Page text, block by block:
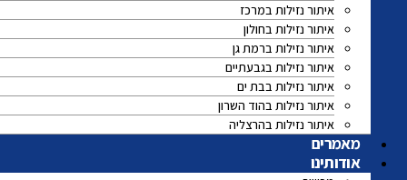
איתור נזילות במרכז
איתור נזילות בחולון
איתור נזילות ברמת גן
איתור נזילות בגבעתיים
איתור נזילות בבת ים
איתור נזילות בהוד השרון
איתור נזילות בהרצליה
מאמרים
אודותינו